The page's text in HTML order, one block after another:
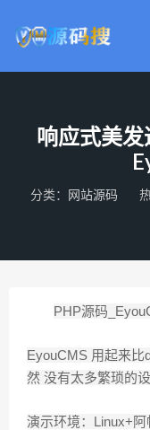
响应式美
分类： 网站源码
PHP源码
EyouCMS 用起来比
然 没有太多繁琐的
演示环境：Linux+